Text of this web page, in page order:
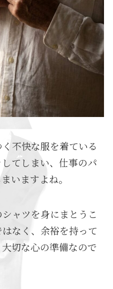
不快な服を着ている
てしまい、仕事のパ
いますよね。
ャツを身にまとうこ
なく、余裕を持って
切な心の準備なので